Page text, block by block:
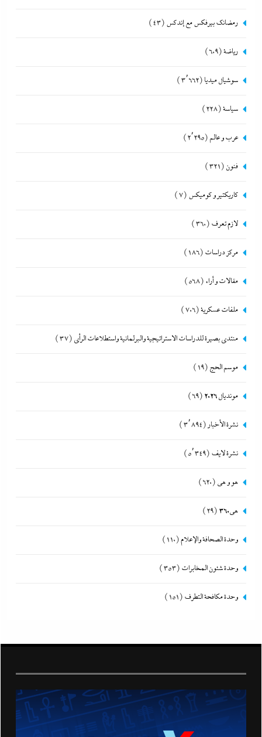
رمضانك بيرفكس مع إندكس (43)
رياضة(609)
سوشيال ميديا (3٬662)
سياسة(228)
عرب و عالم (2٬295)
فنون (321)
كاريكتير و كوميكس (7)
لازم تعرف (360)
مركز دراسات (186)
مقالات و أراء (568)
ملفات عسكرية(706)
منتدى بصيرة للدراسات الاستراتيجية والبرلمانية واستطلاعات الرأى (37)
موسم الحج (19)
مونديال 2026 (69)
نشرة الأخبار(3٬894)
نشرة لايف (5٬349)
هو و هي (620)
هى360 (29)
وحدة الصحافة والإعلام(110)
وحدة شئون المخابرات (353)
وحدة مكافحة التطرف (151)